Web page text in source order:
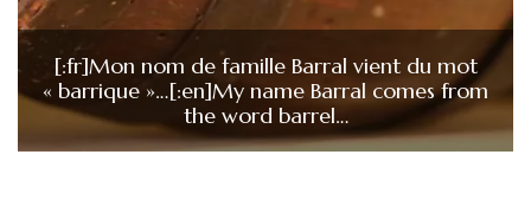
[:fr]Mon nom de famille Barral vient du mot
« barrique »…[:en]My name Barral comes from
the word barrel…